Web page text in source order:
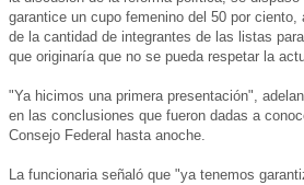
garantice un cupo femenino del 50 por
de la cantidad de integrantes de las listas
que originaría que no se pueda respetar la
"Ya hicimos una primera presentación",
en las conclusiones que fueron dadas a
Consejo Federal hasta anoche.
La funcionaria señaló que "ya tenemos